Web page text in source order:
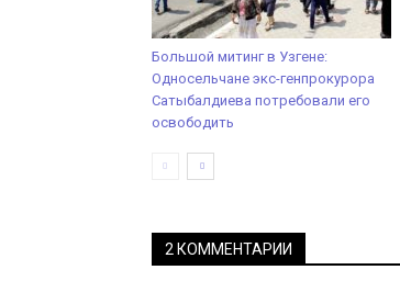
Большой митинг в Узгене:
Односельчане экс-генпрокурора
Сатыбалдиева потребовали его
освободить
2 КОММЕНТАРИИ